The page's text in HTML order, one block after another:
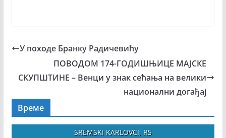
У походе Бранку Радичевићу
ПОВОДОМ 174-ГОДИШЊИЦЕ МАЈСКЕ
СКУПШТИНЕ – Венци у знак сећања на велики
национални догађај
Време
SREMSKI KARLOVCI, RS